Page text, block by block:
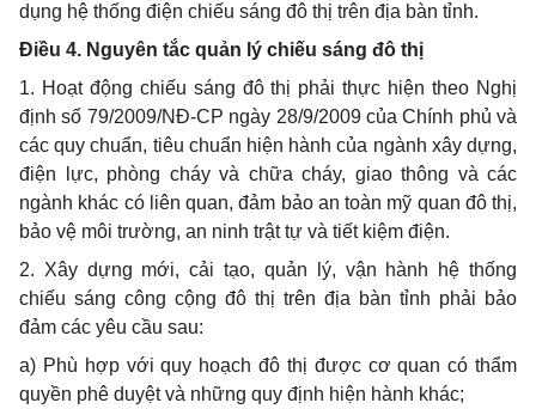
dụng hệ thống điện chiếu sáng đô thị trên địa bàn tỉnh.
Điều 4. Nguyên tắc quản lý chiếu sáng đô thị
1. Hoạt động chiếu sáng đô thị phải thực hiện theo Nghị
định số 79/2009/NĐ-CP ngày 28/9/2009 của Chính phủ và
các quy chuẩn, tiêu chuẩn hiện hành của ngành xây dựng,
điện lực, phòng cháy và chữa cháy, giao thông và các
ngành khác có liên quan, đảm bảo an toàn mỹ quan đô thị,
bảo vệ môi trường, an ninh trật tự và tiết kiệm điện.
2. Xây dựng mới, cải tạo, quản lý, vận hành hệ thống
chiếu sáng công cộng đô thị trên địa bàn tỉnh phải bảo
đảm các yêu cầu sau:
a) Phù hợp với quy hoạch đô thị được cơ quan có thẩm
quyền phê duyệt và những quy định hiện hành khác;